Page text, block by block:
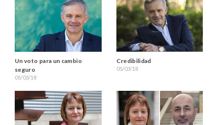
Un voto para un cambio
seguro
05/03/18
Credibilidad
05/03/18